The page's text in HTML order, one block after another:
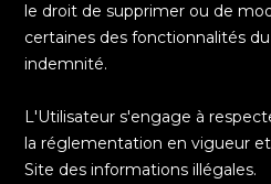
le droit de supprimer ou de
certaines des fonctionnalités du
indemnité.
L'Utilisateur s'engage à
la réglementation en vigueur
Site des informations illégales.